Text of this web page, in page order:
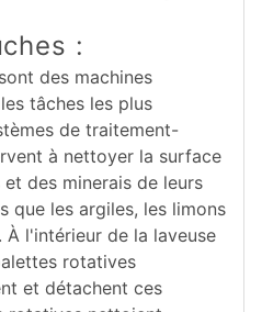
:
des machines
tâches les plus
de traitement-
à nettoyer la surface
des minerais de leurs
que les argiles, les limons
l'intérieur de la laveuse
rotatives
et détachent ces